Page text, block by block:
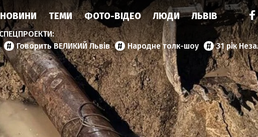
НОВИНИ ТЕМИ ФОТО-ВІДЕО ЛЮДИ ЛЬВІВ
Говорить ВЕЛИКИЙ Львів Народне толк-шоу 31 рік